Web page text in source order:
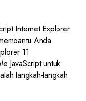
Internet Explorer
Anda
11
JavaScript untuk
langkah-langkah